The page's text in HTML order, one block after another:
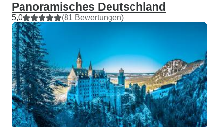
Panoramisches Deutschland
5,0 (81 Bewertungen)